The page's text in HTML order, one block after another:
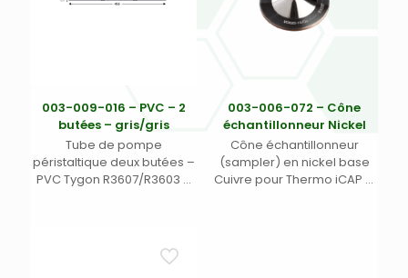
003-009-016 – PVC – 2
butées – gris/gris
Tube de pompe
péristaltique deux butées –
PVC Tygon R3607/R3603 –
003-006-072 – Cône
échantillonneur Nickel
Cône échantillonneur
(sampler) en nickel base
Cuivre pour Thermo iCAP Q